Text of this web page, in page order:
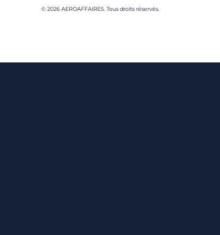
© 2026 AEROAFFAIRES. Tous droits réservés.